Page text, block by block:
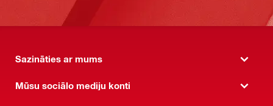
Sazināties ar mums
Mūsu sociālo mediju konti